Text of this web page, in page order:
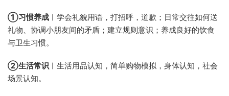
①习惯养成︱ 学会礼貌用语，打招呼，道歉；日常交往如何送
礼物、协调小朋友间的矛盾；建立规则意识；养成良好的饮食
与卫生习惯。
②生活常识︱ 生活用品认知，简单购物模拟，身体认知，社会
场景认知。